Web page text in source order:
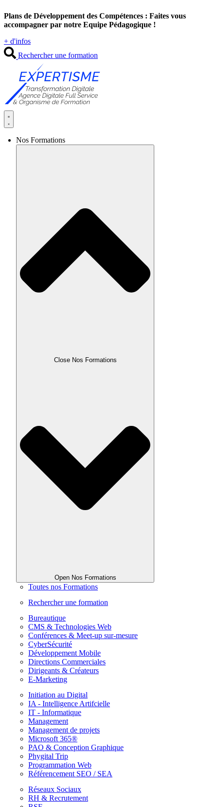
au
contenu
Plans de Développement des Compétences : Faites vous
accompagner par notre Equipe Pédagogique !
+ d'infos
Rechercher une formation
Nos Formations
Close Nos Formations
Open Nos Formations
Toutes nos Formations
Rechercher une formation
Bureautique
CMS & Technologies Web
Conférences & Meet-up sur-mesure
CyberSécurité
Développement Mobile
Directions Commerciales
Dirigeants & Créateurs
E-Marketing
Initiation au Digital
IA - Intelligence Artifcielle
IT - Informatique
Management
Management de projets
Microsoft 365®
PAO & Conception Graphique
Phygital Trip
Programmation Web
Référencement SEO / SEA
Réseaux Sociaux
RH & Recrutement